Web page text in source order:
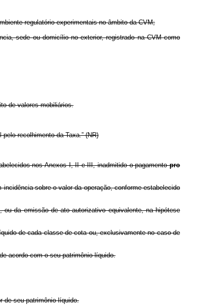
regulatório experimentais no âmbito da CVM;
sede ou domicílio no exterior, registrado na CVM como
de valores mobiliários.
recolhimento da Taxa.” (NR)
nos Anexos I, II e III, inadmitido o pagamentopro
sobre o valor da operação, conforme estabelecido
da emissão de ato autorizativo equivalente, na hipótese
de cada classe de cota ou, exclusivamente no caso de
acordo com o seu patrimônio líquido.
de seu patrimônio líquido.